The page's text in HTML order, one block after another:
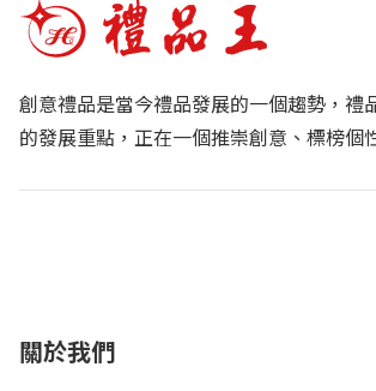
創意禮品是當今禮品發展的一個趨勢，禮
的發展重點，正在一個推崇創意、標榜個
關於我們